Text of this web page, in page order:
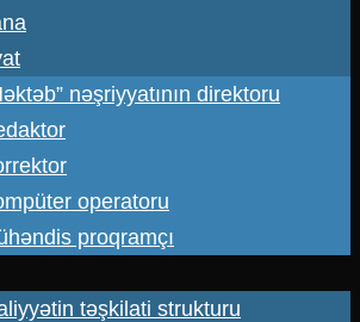
nəşriyyatının direktoru
operatoru
proqramçı
təşkilati strukturu